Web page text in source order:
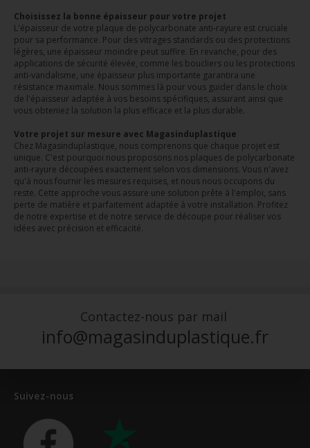
Choisissez la bonne épaisseur pour votre projet
L'épaisseur de votre plaque de polycarbonate anti-rayure est cruciale
pour sa performance. Pour des vitrages standards ou des protections
légères, une épaisseur moindre peut suffire. En revanche, pour des
applications de sécurité élevée, comme les boucliers ou les protections
anti-vandalisme, une épaisseur plus importante garantira une
résistance maximale. Nous sommes là pour vous guider dans le choix
de l'épaisseur adaptée à vos besoins spécifiques, assurant ainsi que
vous obteniez la solution la plus efficace et la plus durable.
Votre projet sur mesure avec Magasinduplastique
Chez Magasinduplastique, nous comprenons que chaque projet est
unique. C'est pourquoi nous proposons nos plaques de polycarbonate
anti-rayure découpées exactement selon vos dimensions. Vous n'avez
qu'à nous fournir les mesures requises, et nous nous occupons du
reste. Cette approche vous assure une solution prête à l'emploi, sans
perte de matière et parfaitement adaptée à votre installation. Profitez
de notre expertise et de notre service de découpe pour réaliser vos
idées avec précision et efficacité.
Contactez-nous par mail
info@magasinduplastique.fr
Suivez-nous